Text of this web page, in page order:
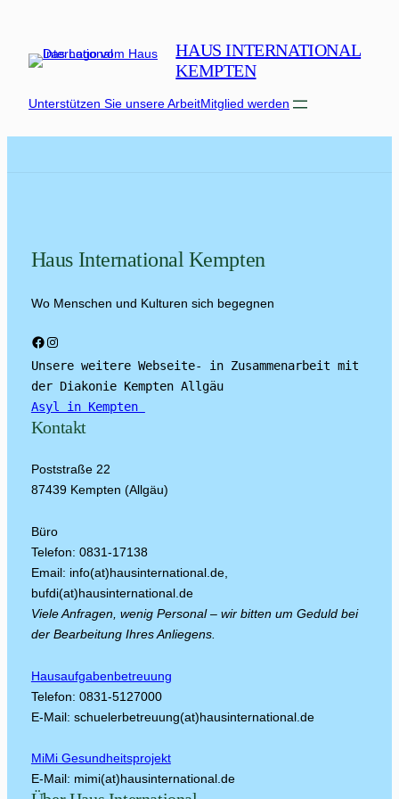
HAUS INTERNATIONAL
KEMPTEN
Unterstützen Sie unsere ArbeitMitglied werden
Haus International Kempten
Wo Menschen und Kulturen sich begegnen
Facebook Instagram
Unsere weitere Webseite- in Zusammenarbeit mit
der Diakonie Kempten Allgäu
Asyl in Kempten
Kontakt
Poststraße 22
87439 Kempten (Allgäu)
Büro
Telefon: 0831-17138
Email: info(at)hausinternational.de,
bufdi(at)hausinternational.de
Viele Anfragen, wenig Personal – wir bitten um Geduld bei
der Bearbeitung Ihres Anliegens.
Hausaufgabenbetreuung
Telefon: 0831-5127000
E-Mail: schuelerbetreuung(at)hausinternational.de
MiMi Gesundheitsprojekt
E-Mail: mimi(at)hausinternational.de